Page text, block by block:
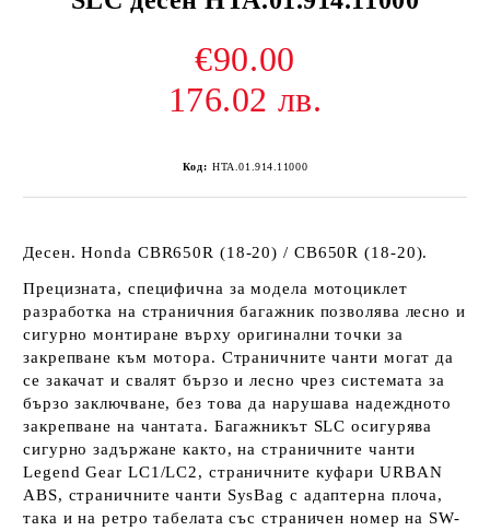
€90.00
176.02 лв.
Код: HTA.01.914.11000
Десен. Honda CBR650R (18-20) / CB650R (18-20).
Прецизната, специфична за модела мотоциклет
разработка на страничния багажник позволява лесно и
сигурно монтиране върху оригинални точки за
закрепване към мотора. Страничните чанти могат да
се закачат и свалят бързо и лесно чрез системата за
бързо заключване, без това да нарушава надеждното
закрепване на чантата. Багажникът SLC осигурява
сигурно задържане както, на страничните чанти
Legend Gear LC1/LC2, страничните куфари URBAN
ABS, страничните чанти SysBag с адаптерна плоча,
така и на ретро табелата със страничен номер на SW-